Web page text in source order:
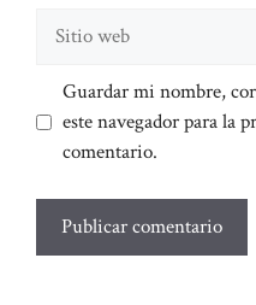
Guardar mi nombre,
este navegador para la
comentario.